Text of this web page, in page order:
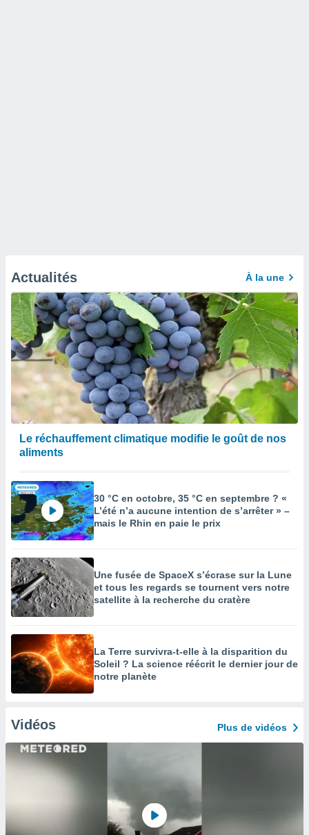
Actualités À la une
Le réchauffement climatique modifie le goût de nos
aliments
30 °C en octobre, 35 °C en septembre ? «
L’été n’a aucune intention de s’arrêter » –
mais le Rhin en paie le prix
Une fusée de SpaceX s’écrase sur la Lune
et tous les regards se tournent vers notre
satellite à la recherche du cratère
La Terre survivra-t-elle à la disparition du
Soleil ? La science réécrit le dernier jour de
notre planète
Vidéos Plus de vidéos